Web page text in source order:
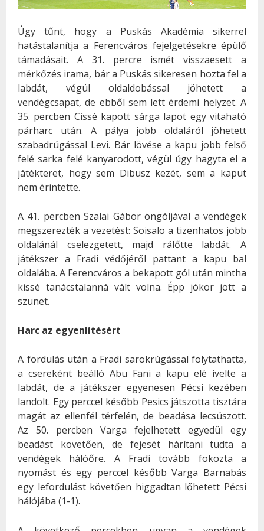
Úgy tűnt, hogy a Puskás Akadémia sikerrel
hatástalanítja a Ferencváros fejelgetésekre épülő
támadásait. A 31. percre ismét visszaesett a
mérkőzés irama, bár a Puskás sikeresen hozta fel a
labdát, végül oldaldobással jöhetett a
vendégcsapat, de ebből sem lett érdemi helyzet. A
35. percben Cissé kapott sárga lapot egy vitaható
párharc után. A pálya jobb oldaláról jöhetett
szabadrúgással Levi. Bár lövése a kapu jobb felső
felé sarka felé kanyarodott, végül úgy hagyta el a
játékteret, hogy sem Dibusz kezét, sem a kaput
nem érintette.
A 41. percben Szalai Gábor öngóljával a vendégek
megszerezték a vezetést: Soisalo a tizenhatos jobb
oldalánál cselezgetett, majd rálőtte labdát. A
játékszer a Fradi védőjéről pattant a kapu bal
oldalába. A Ferencváros a bekapott gól után mintha
kissé tanácstalanná vált volna. Épp jókor jött a
szünet.
Harc az egyenlítésért
A fordulás után a Fradi sarokrúgással folytathatta,
a csereként beálló Abu Fani a kapu elé ívelte a
labdát, de a játékszer egyenesen Pécsi kezében
landolt. Egy perccel később Pesics játszotta tisztára
magát az ellenfél térfelén, de beadása lecsúszott.
Az 50. percben Varga fejelhetett egyedül egy
beadást követően, de fejesét hárítani tudta a
vendégek hálóőre. A Fradi tovább fokozta a
nyomást és egy perccel később Varga Barnabás
egy lefordulást követően higgadtan lőhetett Pécsi
hálójába (1-1).